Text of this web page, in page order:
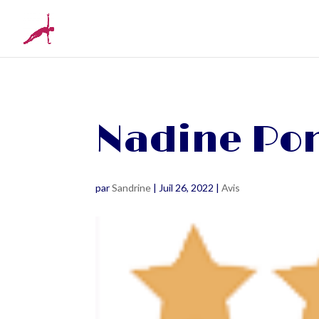
Nadine
parSandrine | Juil 26, 2022 |Avis